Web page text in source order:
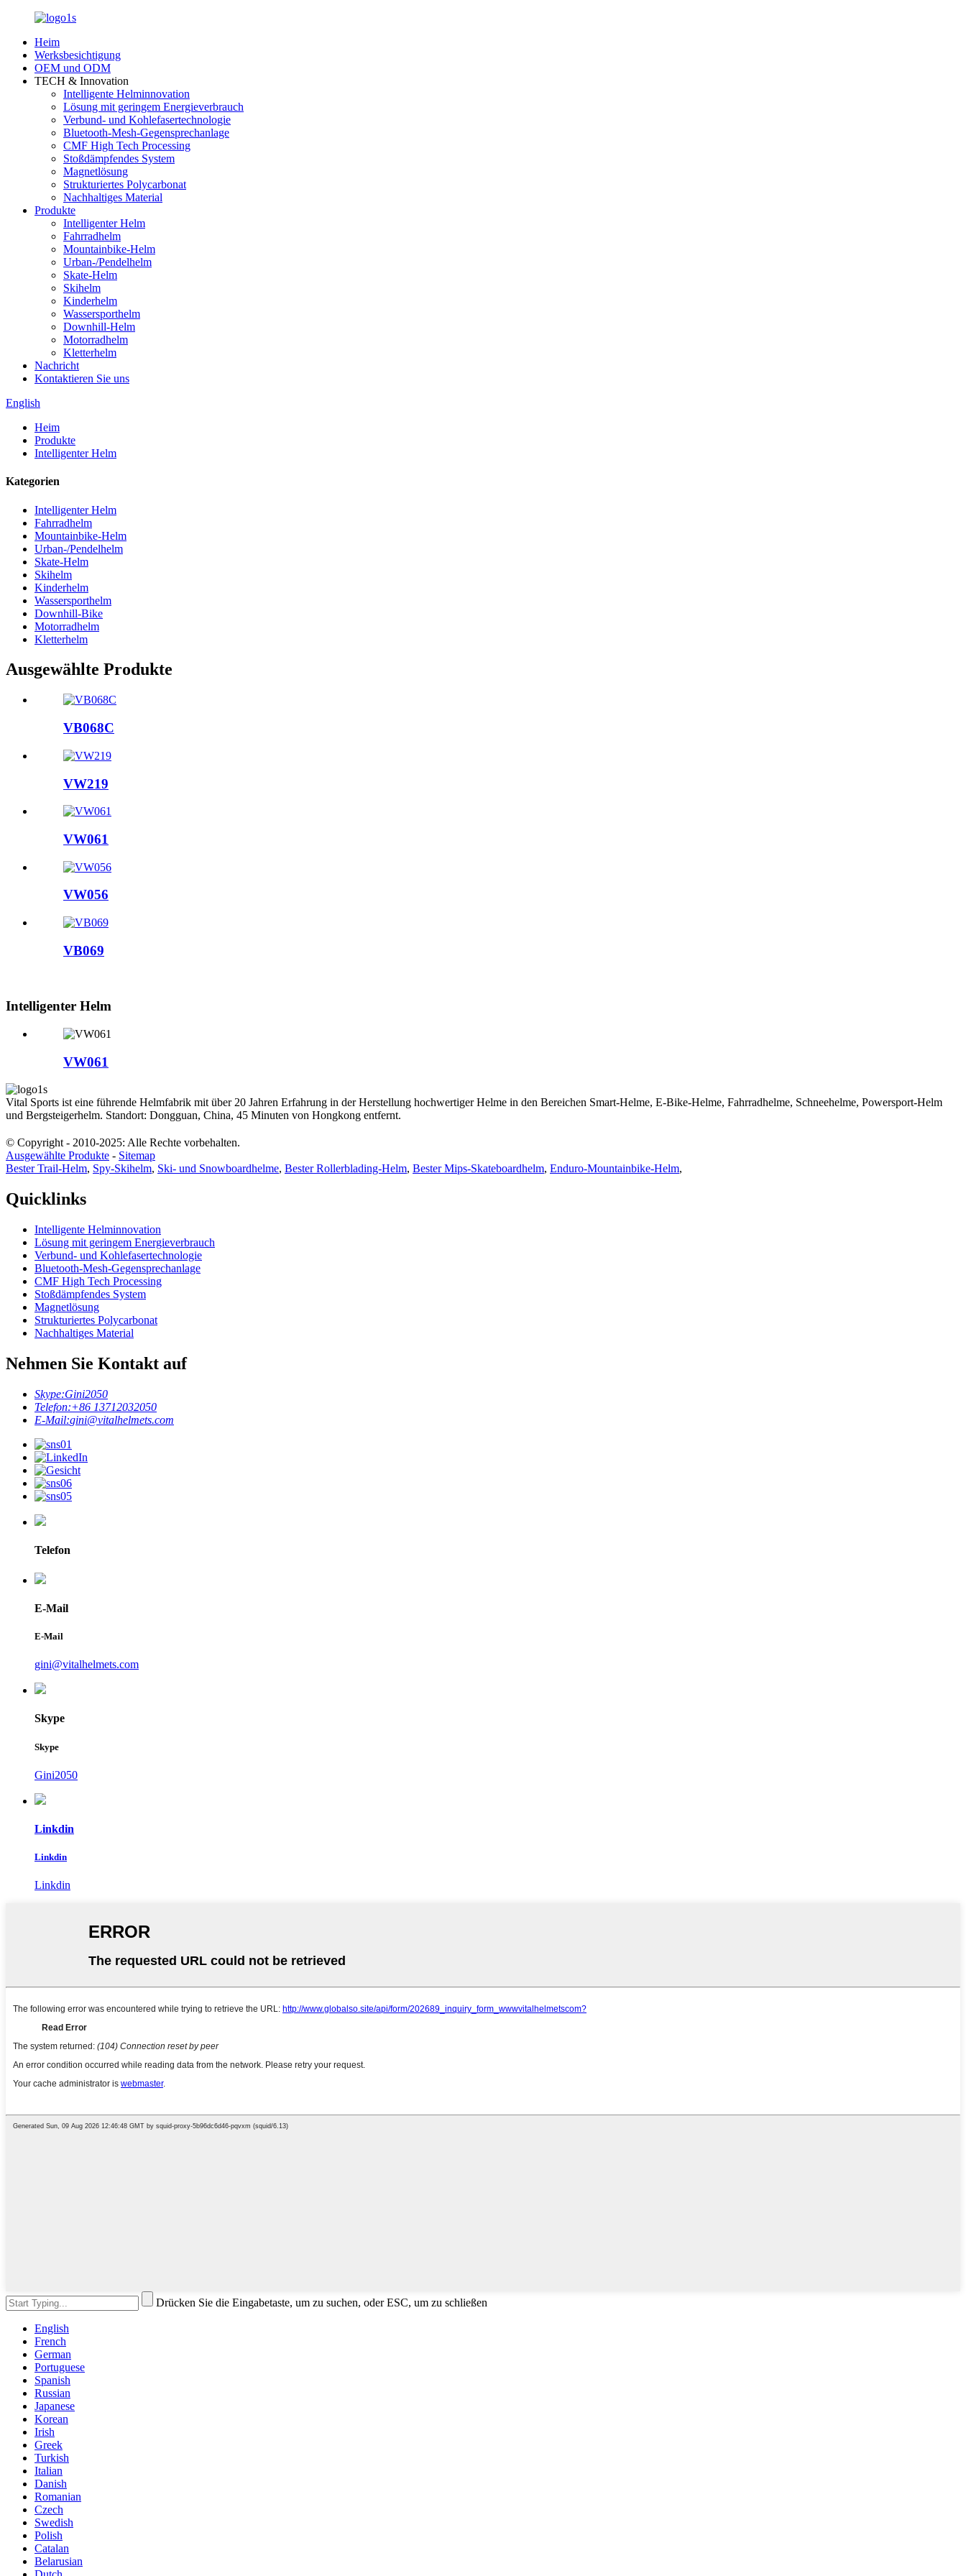
Heim
Werksbesichtigung
OEM und ODM
TECH & Innovation
Intelligente Helminnovation
Lösung mit geringem Energieverbrauch
Verbund- und Kohlefasertechnologie
Bluetooth-Mesh-Gegensprechanlage
CMF High Tech Processing
Stoßdämpfendes System
Magnetlösung
Strukturiertes Polycarbonat
Nachhaltiges Material
Produkte
Intelligenter Helm
Fahrradhelm
Mountainbike-Helm
Urban-/Pendelhelm
Skate-Helm
Skihelm
Kinderhelm
Wassersporthelm
Downhill-Helm
Motorradhelm
Kletterhelm
Nachricht
Kontaktieren Sie uns
English
Heim
Produkte
Intelligenter Helm
Kategorien
Intelligenter Helm
Fahrradhelm
Mountainbike-Helm
Urban-/Pendelhelm
Skate-Helm
Skihelm
Kinderhelm
Wassersporthelm
Downhill-Bike
Motorradhelm
Kletterhelm
Ausgewählte Produkte
VB068C
VW219
VW061
VW056
VB069
Intelligenter Helm
VW061
Vital Sports ist eine führende Helmfabrik mit über 20 Jahren Erfahrung in der Herstellung hochwertiger Helme in den Bereichen Smart-Helme, E-Bike-Helme, Fahrradhelme, Schneehelme, Powersport-Helm
und Bergsteigerhelm. Standort: Dongguan, China, 45 Minuten von Hongkong entfernt.
© Copyright - 2010-2025: Alle Rechte vorbehalten.
Ausgewählte Produkte - Sitemap
Bester Trail-Helm, Spy-Skihelm, Ski- und Snowboardhelme, Bester Rollerblading-Helm, Bester Mips-Skateboardhelm, Enduro-Mountainbike-Helm,
Quicklinks
Intelligente Helminnovation
Lösung mit geringem Energieverbrauch
Verbund- und Kohlefasertechnologie
Bluetooth-Mesh-Gegensprechanlage
CMF High Tech Processing
Stoßdämpfendes System
Magnetlösung
Strukturiertes Polycarbonat
Nachhaltiges Material
Nehmen Sie Kontakt auf
Skype:Gini2050
Telefon:+86 13712032050
E-Mail:gini@vitalhelmets.com
Telefon
E-Mail
E-Mail
gini@vitalhelmets.com
Skype
Skype
Gini2050
Linkdin
Linkdin
Linkdin
Drücken Sie die Eingabetaste, um zu suchen, oder ESC, um zu schließen
English
French
German
Portuguese
Spanish
Russian
Japanese
Korean
Irish
Greek
Turkish
Italian
Danish
Romanian
Czech
Swedish
Polish
Catalan
Belarusian